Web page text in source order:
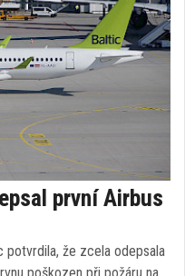
první Airbus
potvrdila, že zcela odepsala